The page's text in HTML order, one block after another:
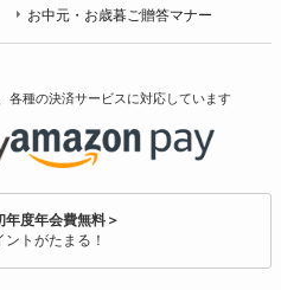
お中元・お歳暮ご贈答マナー
各種の決済サービスに対応しています
年度年会費無料＞
トがたまる！